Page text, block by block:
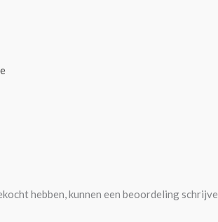
hebben, kunnen een beoordeling